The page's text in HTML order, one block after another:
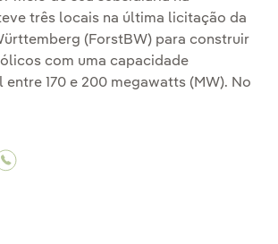
três locais na última licitação da
(ForstBW) para construir
com uma capacidade
170 e 200 megawatts (MW). No
Construiremos três parques
Construiremos três parques
Construiremos três parques